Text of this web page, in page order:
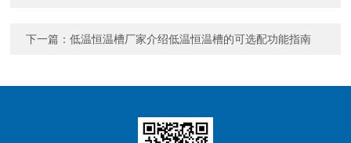
下一篇：低温恒温槽厂家介绍低温恒温槽的可选配功能指南